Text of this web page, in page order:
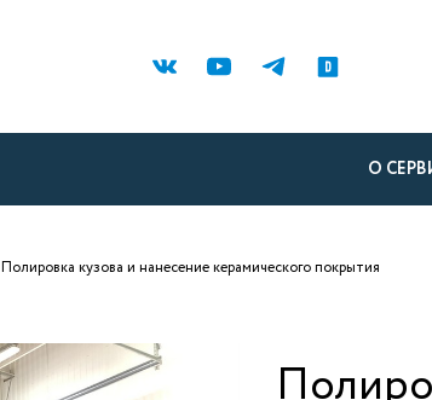
О
Полировка кузова и нанесение керамического покрытия